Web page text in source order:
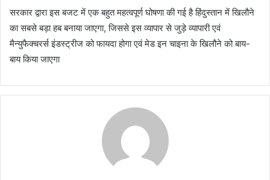
सरकार द्वारा इस बजट में एक बहुत महत्वपूर्ण घोषणा की गई है हिंदुस्तान में खिलौने
का सबसे बड़ा हब बनाया जाएगा, जिससे इस व्यापार से जुड़े व्यापारी एवं
मैन्युफैक्चरर्स इंडस्ट्रीज को फायदा होगा एवं मेड इन चाइना के खिलौने को बाय-
बाय किया जाएगा